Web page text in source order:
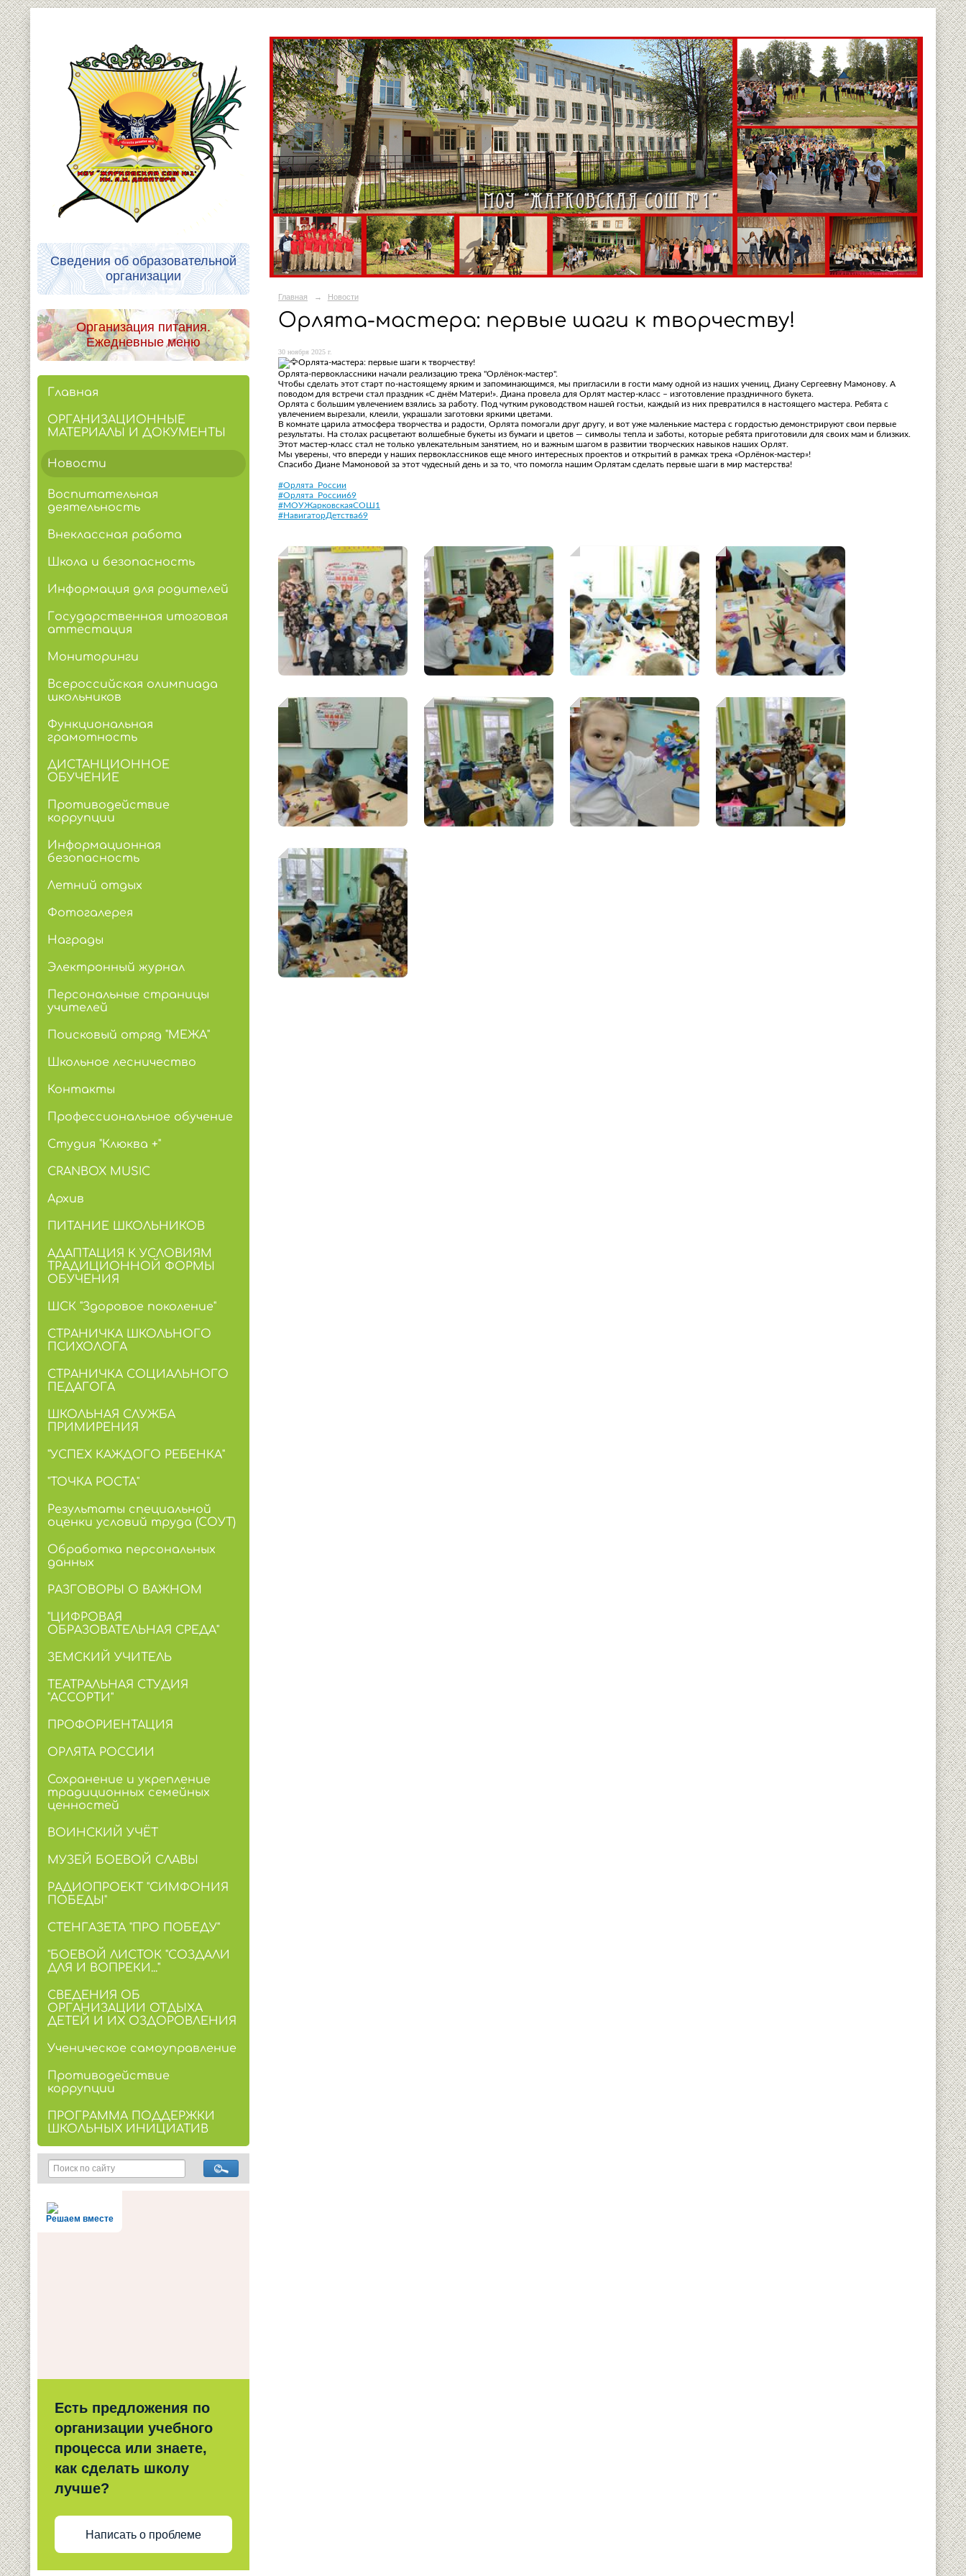
Сведения об образовательной
организации
Организация питания.
Ежедневные меню
Главная
ОРГАНИЗАЦИОННЫЕ
МАТЕРИАЛЫ И ДОКУМЕНТЫ
Новости
Воспитательная
деятельность
Внеклассная работа
Школа и безопасность
Информация для родителей
Государственная итоговая
аттестация
Мониторинги
Всероссийская олимпиада
школьников
Функциональная
грамотность
ДИСТАНЦИОННОЕ
ОБУЧЕНИЕ
Противодействие
коррупции
Информационная
безопасность
Летний отдых
Фотогалерея
Награды
Электронный журнал
Персональные страницы
учителей
Поисковый отряд "МЕЖА"
Школьное лесничество
Контакты
Профессиональное обучение
Студия "Клюква +"
CRANBOX MUSIC
Архив
ПИТАНИЕ ШКОЛЬНИКОВ
АДАПТАЦИЯ К УСЛОВИЯМ
ТРАДИЦИОННОЙ ФОРМЫ
ОБУЧЕНИЯ
ШСК "Здоровое поколение"
СТРАНИЧКА ШКОЛЬНОГО
ПСИХОЛОГА
СТРАНИЧКА СОЦИАЛЬНОГО
ПЕДАГОГА
ШКОЛЬНАЯ СЛУЖБА
ПРИМИРЕНИЯ
"УСПЕХ КАЖДОГО РЕБЕНКА"
"ТОЧКА РОСТА"
Результаты специальной
оценки условий труда (СОУТ)
Обработка персональных
данных
РАЗГОВОРЫ О ВАЖНОМ
"ЦИФРОВАЯ
ОБРАЗОВАТЕЛЬНАЯ СРЕДА"
ЗЕМСКИЙ УЧИТЕЛЬ
ТЕАТРАЛЬНАЯ СТУДИЯ
"АССОРТИ"
ПРОФОРИЕНТАЦИЯ
ОРЛЯТА РОССИИ
Сохранение и укрепление
традиционных семейных
ценностей
ВОИНСКИЙ УЧЁТ
МУЗЕЙ БОЕВОЙ СЛАВЫ
РАДИОПРОЕКТ "СИМФОНИЯ
ПОБЕДЫ"
СТЕНГАЗЕТА "ПРО ПОБЕДУ"
"БОЕВОЙ ЛИСТОК "СОЗДАЛИ
ДЛЯ И ВОПРЕКИ..."
СВЕДЕНИЯ ОБ
ОРГАНИЗАЦИИ ОТДЫХА
ДЕТЕЙ И ИХ ОЗДОРОВЛЕНИЯ
Ученическое самоуправление
Противодействие
коррупции
ПРОГРАММА ПОДДЕРЖКИ
ШКОЛЬНЫХ ИНИЦИАТИВ
Решаем вместе
Есть предложения по
организации учебного
процесса или знаете,
как сделать школу
лучше?
Написать о проблеме
Главная → Новости
Орлята-мастера: первые шаги к творчеству!
30 ноября 2025 г.
Орлята-мастера: первые шаги к творчеству!
Орлята-первоклассники начали реализацию трека "Орлёнок-мастер".
Чтобы сделать этот старт по-настоящему ярким и запоминающимся, мы пригласили в гости маму одной из наших учениц, Диану Сергеевну Мамонову. А
поводом для встречи стал праздник «С днём Матери!». Диана провела для Орлят мастер-класс – изготовление праздничного букета.
Орлята с большим увлечением взялись за работу. Под чутким руководством нашей гостьи, каждый из них превратился в настоящего мастера. Ребята с
увлечением вырезали, клеили, украшали заготовки яркими цветами.
В комнате царила атмосфера творчества и радости, Орлята помогали друг другу, и вот уже маленькие мастера с гордостью демонстрируют свои первые
результаты. На столах расцветают волшебные букеты из бумаги и цветов — символы тепла и заботы, которые ребята приготовили для своих мам и близких.
Этот мастер-класс стал не только увлекательным занятием, но и важным шагом в развитии творческих навыков наших Орлят.
Мы уверены, что впереди у наших первоклассников еще много интересных проектов и открытий в рамках трека «Орлёнок-мастер»!
Спасибо Диане Мамоновой за этот чудесный день и за то, что помогла нашим Орлятам сделать первые шаги в мир мастерства!
#Орлята_России
#Орлята_России69
#МОУЖарковскаяСОШ1
#НавигаторДетства69